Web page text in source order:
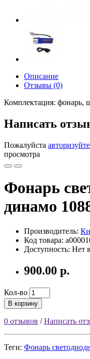
Описание
Отзывы (0)
Комплектация: фонарь,
Написать
Пожалуйста
просмотра
Фонарь
динамо
Производитель:
Код товара:
Доступность: Нет
900.00 р.
Кол-во
В корзину
0 отзывов /Написать
Теги: Фонарь